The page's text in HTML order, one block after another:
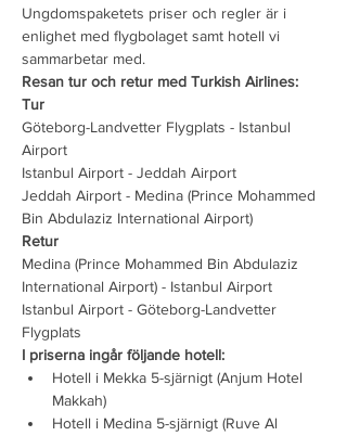
Ungdomspaketets priser och regler är i
enlighet med flygbolaget samt hotell vi
sammarbetar med.
Resan tur och retur med Turkish Airlines:
Tur
Göteborg-Landvetter Flygplats - Istanbul
Airport
Istanbul Airport - Jeddah Airport
Jeddah Airport - Medina (Prince Mohammed
Bin Abdulaziz International Airport)
Retur
Medina (Prince Mohammed Bin Abdulaziz
International Airport) - Istanbul Airport
Istanbul Airport - Göteborg-Landvetter
Flygplats
I priserna ingår följande hotell:
Hotell i Mekka 5-sjärnigt (Anjum Hotel
Makkah)
Hotell i Medina 5-sjärnigt (Ruve Al